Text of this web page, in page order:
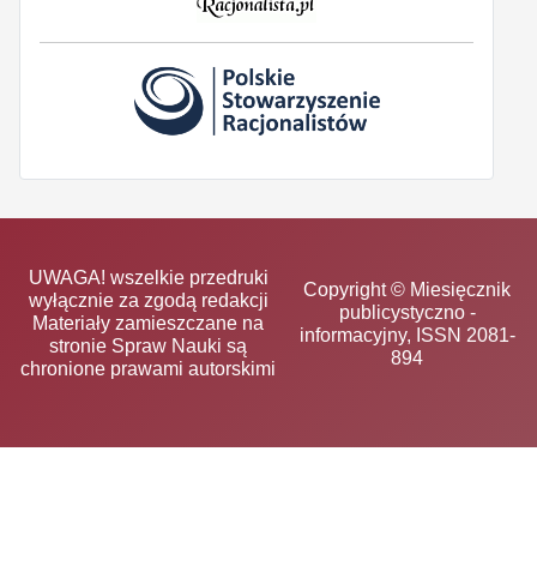
UWAGA! wszelkie przedruki
wyłącznie za zgodą redakcji
Materiały zamieszczane na
stronie Spraw Nauki są
chronione prawami autorskimi
Copyright © Miesięcznik
publicystyczno -
informacyjny, ISSN 2081-
894